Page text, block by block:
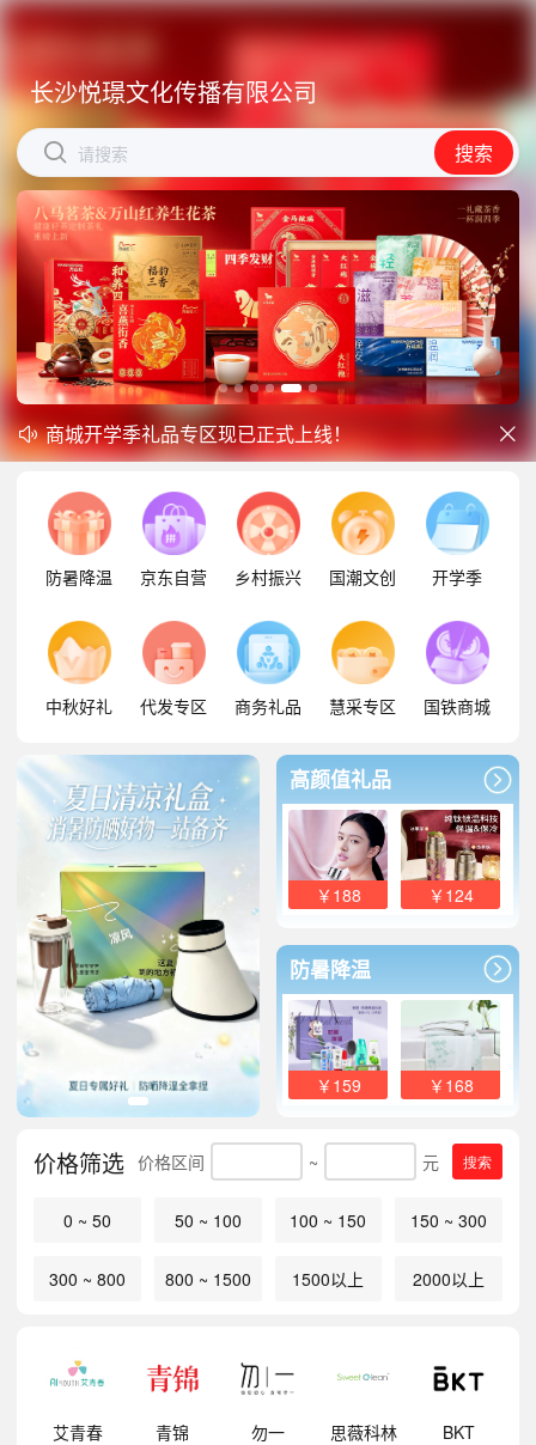
长沙悦璟文化传播有限公司
 请搜索 搜索
长沙悦璟文化传播有限公司
 请搜索 搜索

商城开学季礼品专区现已正式上线！
中秋礼品专区上线｜臻选团圆好礼

防暑降温 京东自营 乡村振兴 国潮文创 开学季
中秋好礼 代发专区 商务礼品 慧采专区 国铁商城
高颜值礼品
￥188 ￥124
防暑降温
￥159 ￥168
价格筛选 价格区间 ~ 元 搜索
0 ~ 50 50 ~ 100 100 ~ 150 150 ~ 300
300 ~ 800 800 ~ 1500 1500以上 2000以上
艾青春 青锦 勿一 思薇科林 BKT